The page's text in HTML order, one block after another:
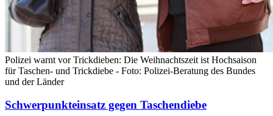
Polizei warnt vor Trickdieben: Die Weihnachtszeit ist Hochsaison
für Taschen- und Trickdiebe - Foto: Polizei-Beratung des Bundes
und der Länder
Schwerpunkteinsatz gegen Taschendiebe